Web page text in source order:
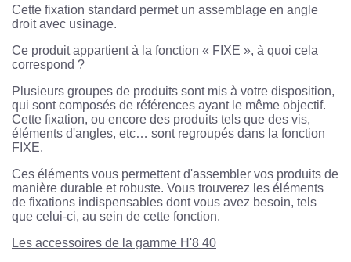
Cette fixation standard permet un assemblage en angle
droit avec usinage.
Ce produit appartient à la fonction « FIXE », à quoi cela
correspond ?
Plusieurs groupes de produits sont mis à votre disposition,
qui sont composés de références ayant le même objectif.
Cette fixation, ou encore des produits tels que des vis,
éléments d'angles, etc… sont regroupés dans la fonction
FIXE.
Ces éléments vous permettent d'assembler vos produits de
manière durable et robuste. Vous trouverez les éléments
de fixations indispensables dont vous avez besoin, tels
que celui-ci, au sein de cette fonction.
Les accessoires de la gamme H'8 40